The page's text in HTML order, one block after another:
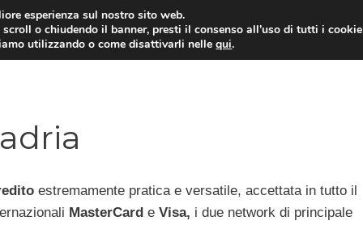
PRESTITI
estremamente pratica e versatile, accettata in tutto il
MasterCarde Visa, i due network di principale
esperienza sul nostro sito web.
o chiudendo il banner, presti il consenso all’uso di tutti i cookie
utilizzando o come disattivarli nellequi.